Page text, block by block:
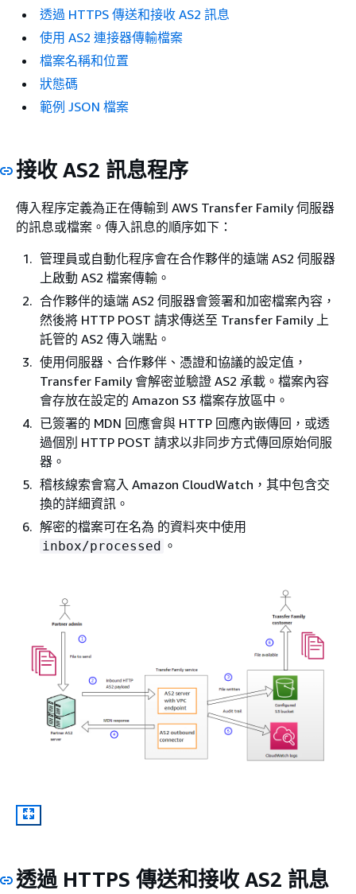
透過 HTTPS 傳送和接收 AS2 訊息
使用 AS2 連接器傳輸檔案
檔案名稱和位置
狀態碼
範例 JSON 檔案
接收 AS2 訊息程序
傳入程序定義為正在傳輸到 AWS Transfer Family 伺服器
的訊息或檔案。傳入訊息的順序如下：
管理員或自動化程序會在合作夥伴的遠端 AS2 伺服器
上啟動 AS2 檔案傳輸。
合作夥伴的遠端 AS2 伺服器會簽署和加密檔案內容，
然後將 HTTP POST 請求傳送至 Transfer Family 上
託管的 AS2 傳入端點。
使用伺服器、合作夥伴、憑證和協議的設定值，
Transfer Family 會解密並驗證 AS2 承載。檔案內容
會存放在設定的 Amazon S3 檔案存放區中。
已簽署的 MDN 回應會與 HTTP 回應內嵌傳回，或透
過個別 HTTP POST 請求以非同步方式傳回原始伺服
器。
稽核線索會寫入 Amazon CloudWatch，其中包含交
換的詳細資訊。
解密的檔案可在名為 的資料夾中使用
inbox/processed 。
透過 HTTPS 傳送和接收 AS2 訊息